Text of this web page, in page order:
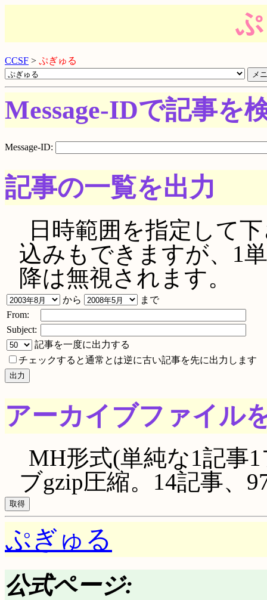
CCSF > ぷぎゅる
Message-IDで記事を
Message-ID:
記事の一覧を出力
日時範囲を指定して
込みもできますが、1
降は無視されます。
から
まで
From:
Subject:
記事を一度に出力する
チェックすると通常とは逆に古い記事を先に出力します
アーカイブファイル
MH形式(単純な1記事
ブgzip圧縮。14記事、
ぷぎゅる
公式ページ: